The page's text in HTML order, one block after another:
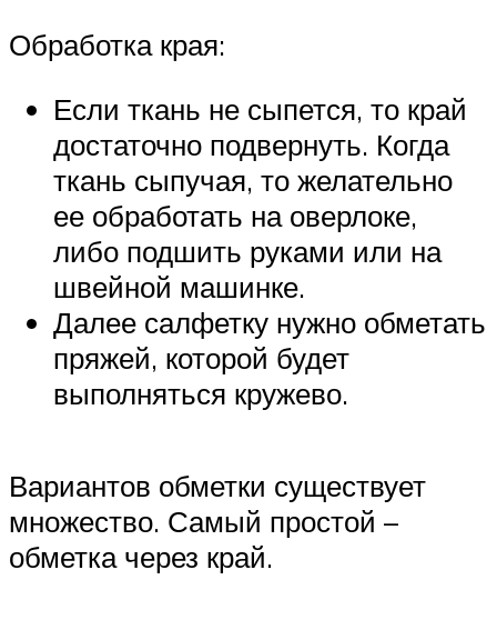
Обработка края:
Если ткань не сыпется, то край
достаточно подвернуть. Когда
ткань сыпучая, то желательно
ее обработать на оверлоке,
либо подшить руками или на
швейной машинке.
Далее салфетку нужно обметать
пряжей, которой будет
выполняться кружево.
Вариантов обметки существует
множество. Самый простой –
обметка через край.